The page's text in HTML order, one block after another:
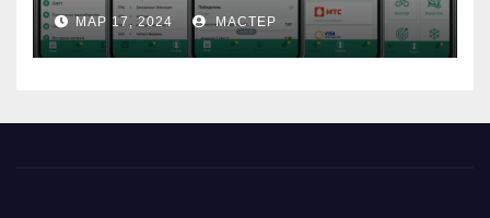
МАР 17, 2024 МАСТЕР